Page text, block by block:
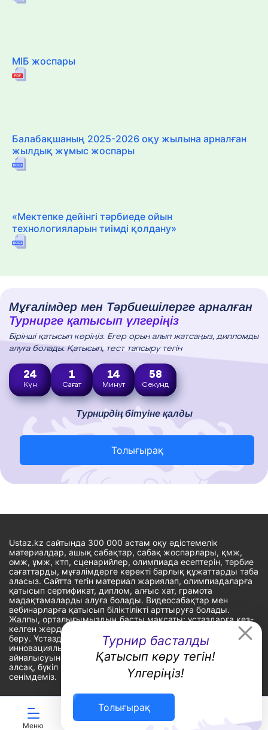
Турнир басталды
Қатысып көру тегін!
Үлгеріңіз!
Толығырақ
МІБ жоспары
Балабақшаның 2025-2026 оқу жылына арналған
жылдық жұмыс жоспары
«Мектепке дейінгі тәрбиеде ойын
технологияларын тиімді қолдану»
Мұғалімдер мен Тәрбиешілерге арналған
Турнирге қатысып үлгеріңіз
Бірінші қатысып көріңіз. Егер орын алып жатсаңыз, дипломды
алуға болады. Қатысып, тест тапсыру тегін
24
Күн
1
Сағат
14
Минут
57
Секунд
Турнирдің бітуіне қалды
Толығырақ
Меню Дайын ҚМЖ
Ustaz.kz сайтында 300 000 астам оқу әдістемелік
материалдар, ашық сабақтар, сабақ жоспарлары, қмж,
омж, ұмж, ктп, сценарийлер, олимпиада есептерін, тәрбие
сағаттарды, мұғалімдерге керекті барлық құжаттарды таба
аласыз. Сайтта тегін материал жариялап, олимпиадаларға
қатысып сертификат, диплом, алғыс хат, грамота
мадақтамаларды алуға болады. Видеосабақтар мен
вебинарларға қатысып біліктілікті арттыруға болады.
Жалпы, орталығымыздың басты мақсаты: ұстаздарға кез-
келген жерде, кез-келген уақытта білім алуына мүмкіндік
беру. Ұстаздардың барлық өзекті мәселелеріне
инновациялық шешім тауып, шығармашылық жұмыспен
айналысуына уақыт сыйлау. «Ұстаздарға сапалы білім бере
алсақ, бүкіл Қазақ еліне білім бере аламыз» - деген
сенімдеміз.
Сайт Peaksoft веб-студиясында жасалған - Peaksoft.kz